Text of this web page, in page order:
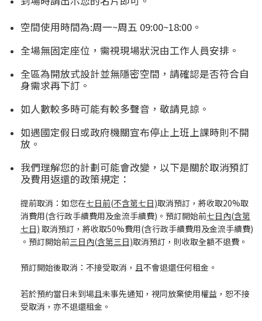
空間使用時間為:周一~周五 09:00~18:00。
全場無固定座位，需視現場狀況由工作人員安排。
全區為開放式設計並無隱密空間，請確認是否符合自
身需求再下訂 。
如人數較多時可能有較多聲音，敬請見諒。
如遇國定假日或政府機關宣布停止上班上課時則不開
放。
我們理解您的計劃可能會改變，以下是關於取消預訂
及費用返還的政策規定：
提前取消：如您在七日前(不含第七日)取消預訂，將收取20%取
消費用(含行政手續費用及金流手續費)。預訂開始前七日內(含第
七日) 取消預訂，將收取50%費用(含行政手續費用及金流手續費)
。 預訂開始前三日內(含第三日)取消預訂，則收取全額不退費。
預訂開始後取消：不接受取消，且不會退還任何租金。
若於預約當日未到場且未事先通知，視同放棄使用權益，恕不接
受取消，亦不退還租金。